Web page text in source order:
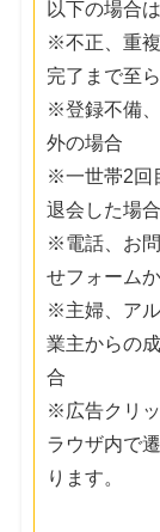
以下の場合
※不正、重
完了まで至
※登録不備
外の場合
※一世帯2回
退会した場合
※電話、お
せフォーム
※主婦、ア
業主からの
合
※広告クリ
ラウザ内で
ります。